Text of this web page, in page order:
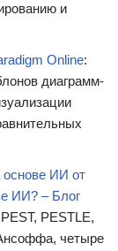
и
Online:
диаграмм-
основе ИИ от
ИИ? – Блог
PESTLE,
четыре